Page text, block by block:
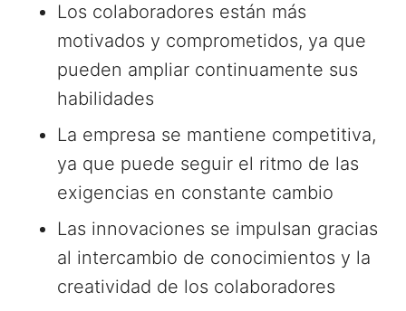
Los colaboradores están más
motivados y comprometidos, ya que
pueden ampliar continuamente sus
habilidades
La empresa se mantiene competitiva,
ya que puede seguir el ritmo de las
exigencias en constante cambio
Las innovaciones se impulsan gracias
al intercambio de conocimientos y la
creatividad de los colaboradores